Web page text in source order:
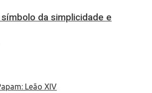
da simplicidade e